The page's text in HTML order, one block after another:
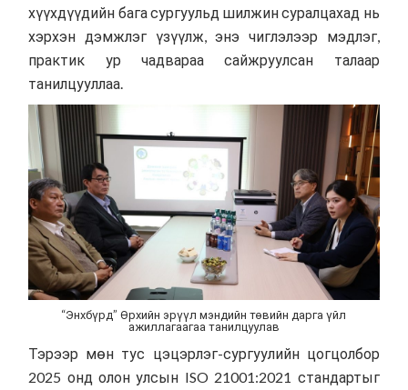
хүүхдүүдийн бага сургуульд шилжин суралцахад нь
хэрхэн дэмжлэг үзүүлж, энэ чиглэлээр мэдлэг,
практик ур чадвараа сайжруулсан талаар
танилцууллаа.
“Энхбүрд” Өрхийн эрүүл мэндийн төвийн дарга үйл
ажиллагаагаа танилцуулав
Тэрээр мөн тус цэцэрлэг-сургуулийн цогцолбор
2025 онд олон улсын ISO 21001:2021 стандартыг